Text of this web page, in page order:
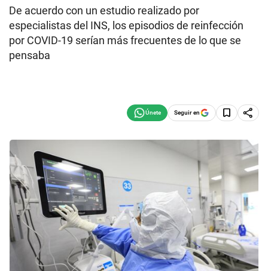
De acuerdo con un estudio realizado por
especialistas del INS, los episodios de reinfección
por COVID-19 serían más frecuentes de lo que se
pensaba
Seguir en